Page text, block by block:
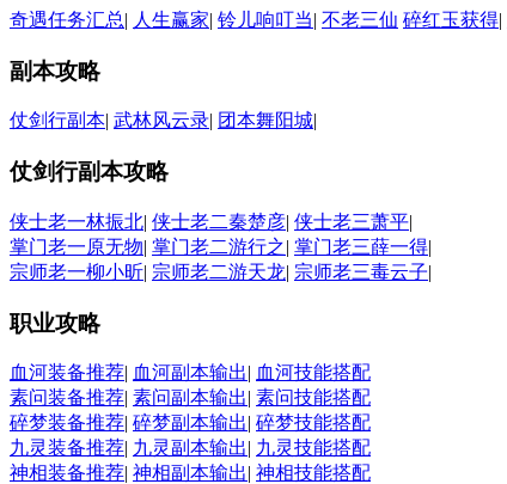
奇遇任务汇总| 人生赢家| 铃儿响叮当| 不老三仙 碎红玉获得|
副本攻略
仗剑行副本| 武林风云录| 团本舞阳城|
仗剑行副本攻略
侠士老一林振北| 侠士老二秦楚彦| 侠士老三萧平|
掌门老一原无物| 掌门老二游行之| 掌门老三薛一得|
宗师老一柳小昕| 宗师老二游天龙| 宗师老三毒云子|
职业攻略
血河装备推荐| 血河副本输出| 血河技能搭配
素问装备推荐| 素问副本输出| 素问技能搭配
碎梦装备推荐| 碎梦副本输出| 碎梦技能搭配
九灵装备推荐| 九灵副本输出| 九灵技能搭配
神相装备推荐| 神相副本输出| 神相技能搭配